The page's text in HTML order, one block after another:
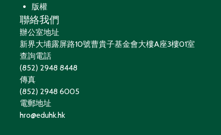
版權
聯絡我們
辦公室地址
新界大埔露屏路10號曹貴子基金會大樓A座3樓01室
查詢電話
(852) 2948 8448
傳真
(852) 2948 6005
電郵地址
hro@eduhk.hk